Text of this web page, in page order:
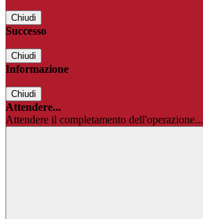
Chiudi
Successo
Chiudi
Informazione
Chiudi
Attendere...
Attendere il completamento dell'operazione...